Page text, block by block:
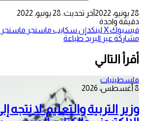
28 يونيو، 2022
آخر تحديث: 28 يونيو، 2022
دقيقة واحدة
فيسبوك‫Xلينكدإن سكايب ماسنجر ماسنجر
مشاركة عبر البريد طباعة
أقرأ التالي
فلسطينيات
8 أغسطس، 2026
وزير التربية والتعليم: لا نتجه